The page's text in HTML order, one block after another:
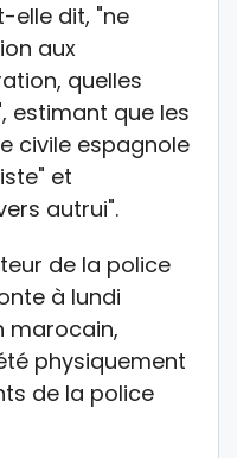
elle dit, "ne
aux
quelles
estimant que les
civile espagnole
et
autrui".
de la police
à lundi
marocain,
physiquement
de la police